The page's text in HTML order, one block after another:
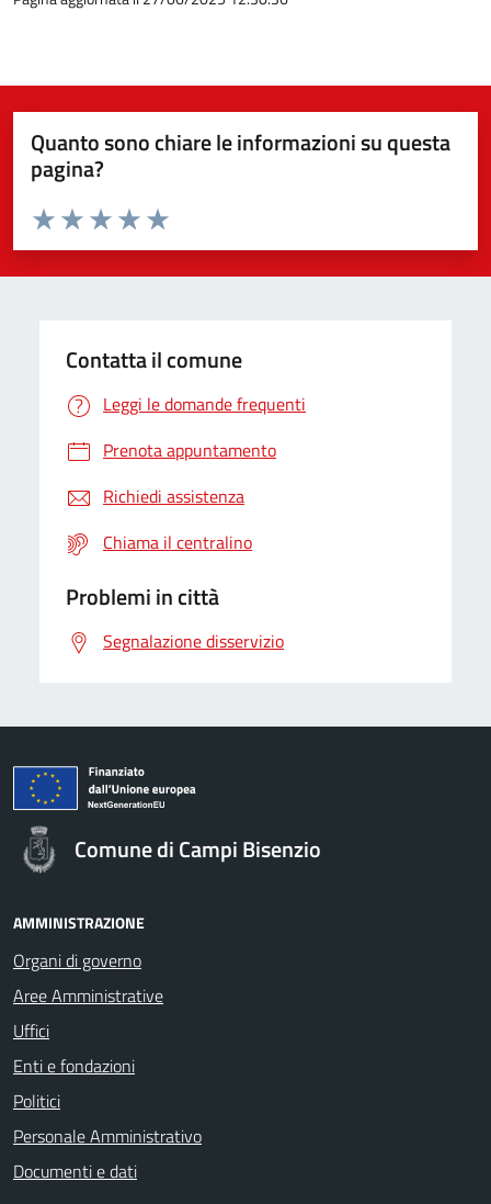
Quanto sono chiare le informazioni su questa
pagina?
Valuta da 1 a 5 stelle la pagina
Valuta 5 stelle su 5
Valuta 4 stelle su 5
Valuta 3 stelle su 5
Valuta 2 stelle su 5
Valuta 1 stelle su 5
Contatta il comune
Leggi le domande frequenti
Prenota appuntamento
Richiedi assistenza
Chiama il centralino
Problemi in città
Segnalazione disservizio
Comune di Campi Bisenzio
AMMINISTRAZIONE
Organi di governo
Aree Amministrative
Uffici
Enti e fondazioni
Politici
Personale Amministrativo
Documenti e dati